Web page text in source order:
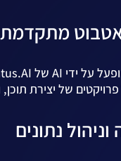
מתקדמת
פרויקטים של יצירת
נתונים